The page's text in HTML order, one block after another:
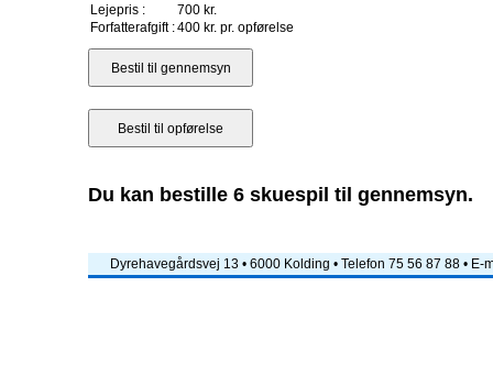
Lejepris :
700 kr.
Forfatterafgift :400 kr. pr. opførelse
Du kan bestille 6 skuespil til gennemsyn.
Dyrehavegårdsvej 13 • 6000 Kolding • Telefon 75 56 87 88 • E-